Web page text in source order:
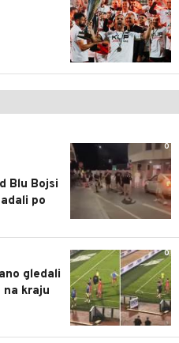
0
Blu Bojsi
po
0
gledali
na kraju